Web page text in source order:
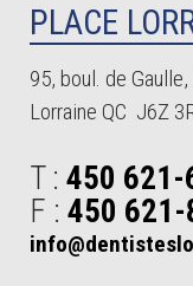
PLACE
95, boul. de
Lorraine QC J6Z
T : 450 621-
F : 450 621-